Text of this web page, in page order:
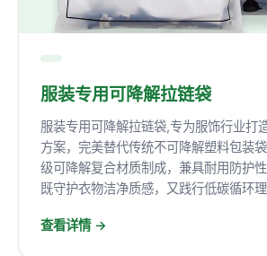
服装专用可降解拉链袋
服装专用可降解拉链袋,专为服饰行业打
方案，完美替代传统不可降解塑料包装
级可降解复合材质制成，兼具耐用防护性
既守护衣物洁净质感，又践行低碳循环
查看详情 →